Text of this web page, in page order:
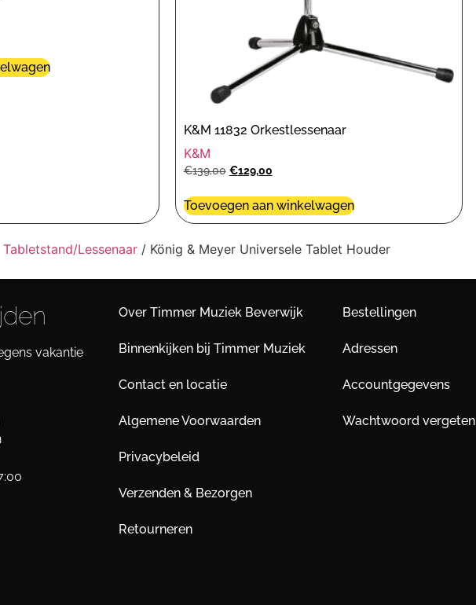
K&M 11832 Orkestlessenaar
K&M
€139,00 €129,00
Toevoegen aan winkelwagen
Tabletstand/Lessenaar / König & Meyer Universele Tablet Houder
vakantie
Over Timmer Muziek Beverwijk
Binnenkijken bij Timmer Muziek
Contact en locatie
Algemene Voorwaarden
Privacybeleid
Verzenden & Bezorgen
Retourneren
Bestellingen
Adressen
Accountgegevens
Wachtwoord vergeten